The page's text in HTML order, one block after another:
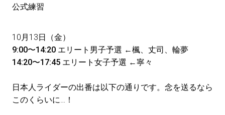
公式練習
10月13日（金）
9:00〜14:20 エリート男子予選 ←楓、丈司、輪夢
14:20〜17:45 エリート女子予選 ←寧々
日本人ライダーの出番は以下の通りです。念を送るなら
このくらいに…！